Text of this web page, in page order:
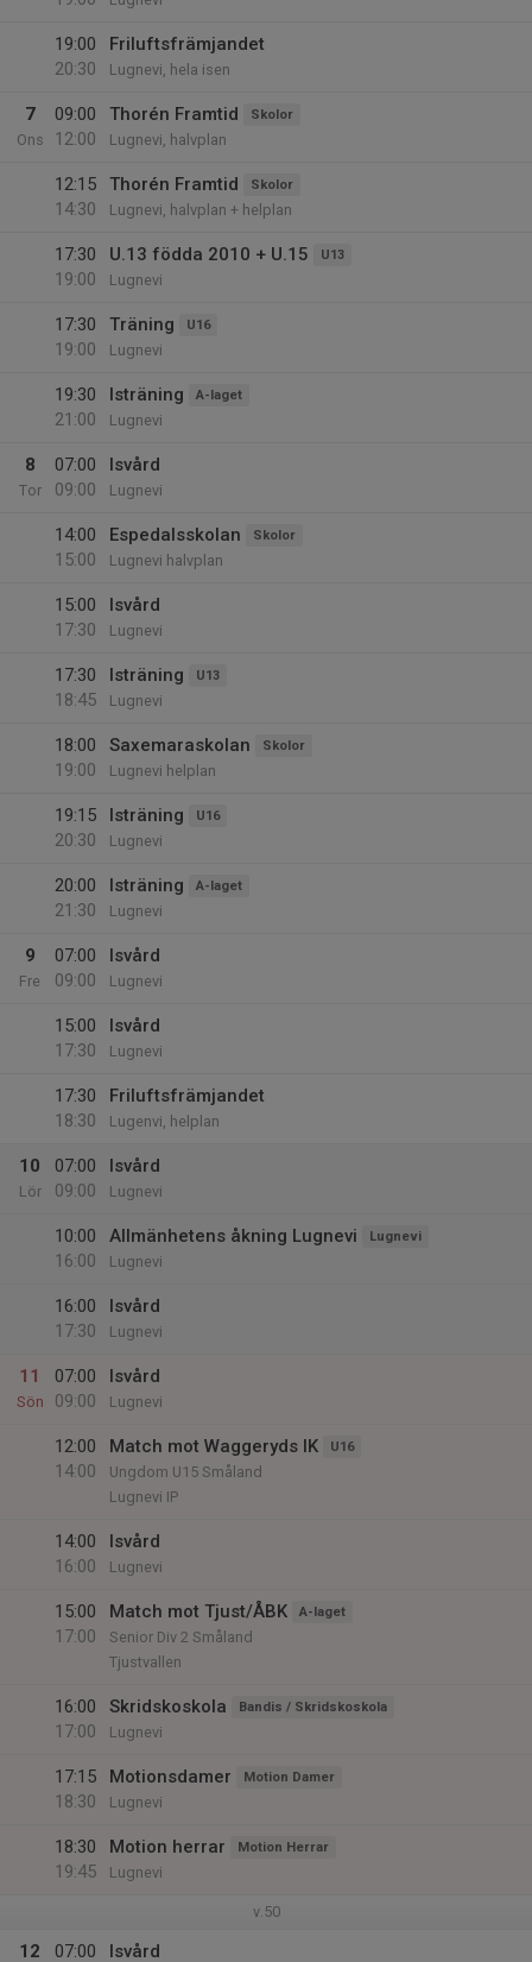
19:00
20:30
Friluftsfrämjandet
Lugnevi, hela isen
7
Ons
09:00
12:00
Thorén Framtid Skolor
Lugnevi, halvplan
12:15
14:30
Thorén Framtid Skolor
Lugnevi, halvplan + helplan
17:30
19:00
U.13 födda 2010 + U.15 U13
Lugnevi
17:30
19:00
Träning U16
Lugnevi
19:30
21:00
Isträning A-laget
Lugnevi
8
Tor
07:00
09:00
Isvård
Lugnevi
14:00
15:00
Espedalsskolan Skolor
Lugnevi halvplan
15:00
17:30
Isvård
Lugnevi
17:30
18:45
Isträning U13
Lugnevi
18:00
19:00
Saxemaraskolan Skolor
Lugnevi helplan
19:15
20:30
Isträning U16
Lugnevi
20:00
21:30
Isträning A-laget
Lugnevi
9
Fre
07:00
09:00
Isvård
Lugnevi
15:00
17:30
Isvård
Lugnevi
17:30
18:30
Friluftsfrämjandet
Lugenvi, helplan
10
Lör
07:00
09:00
Isvård
Lugnevi
10:00
16:00
Allmänhetens åkning Lugnevi Lugnevi
Lugnevi
16:00
17:30
Isvård
Lugnevi
11
Sön
07:00
09:00
Isvård
Lugnevi
12:00
14:00
Match mot Waggeryds IK U16
Ungdom U15 Småland
Lugnevi IP
14:00
16:00
Isvård
Lugnevi
15:00
17:00
Match mot Tjust/ÅBK A-laget
Senior Div 2 Småland
Tjustvallen
16:00
17:00
Skridskoskola Bandis / Skridskoskola
Lugnevi
17:15
18:30
Motionsdamer Motion Damer
Lugnevi
18:30
19:45
Motion herrar Motion Herrar
Lugnevi
v.50
12 07:00 Isvård